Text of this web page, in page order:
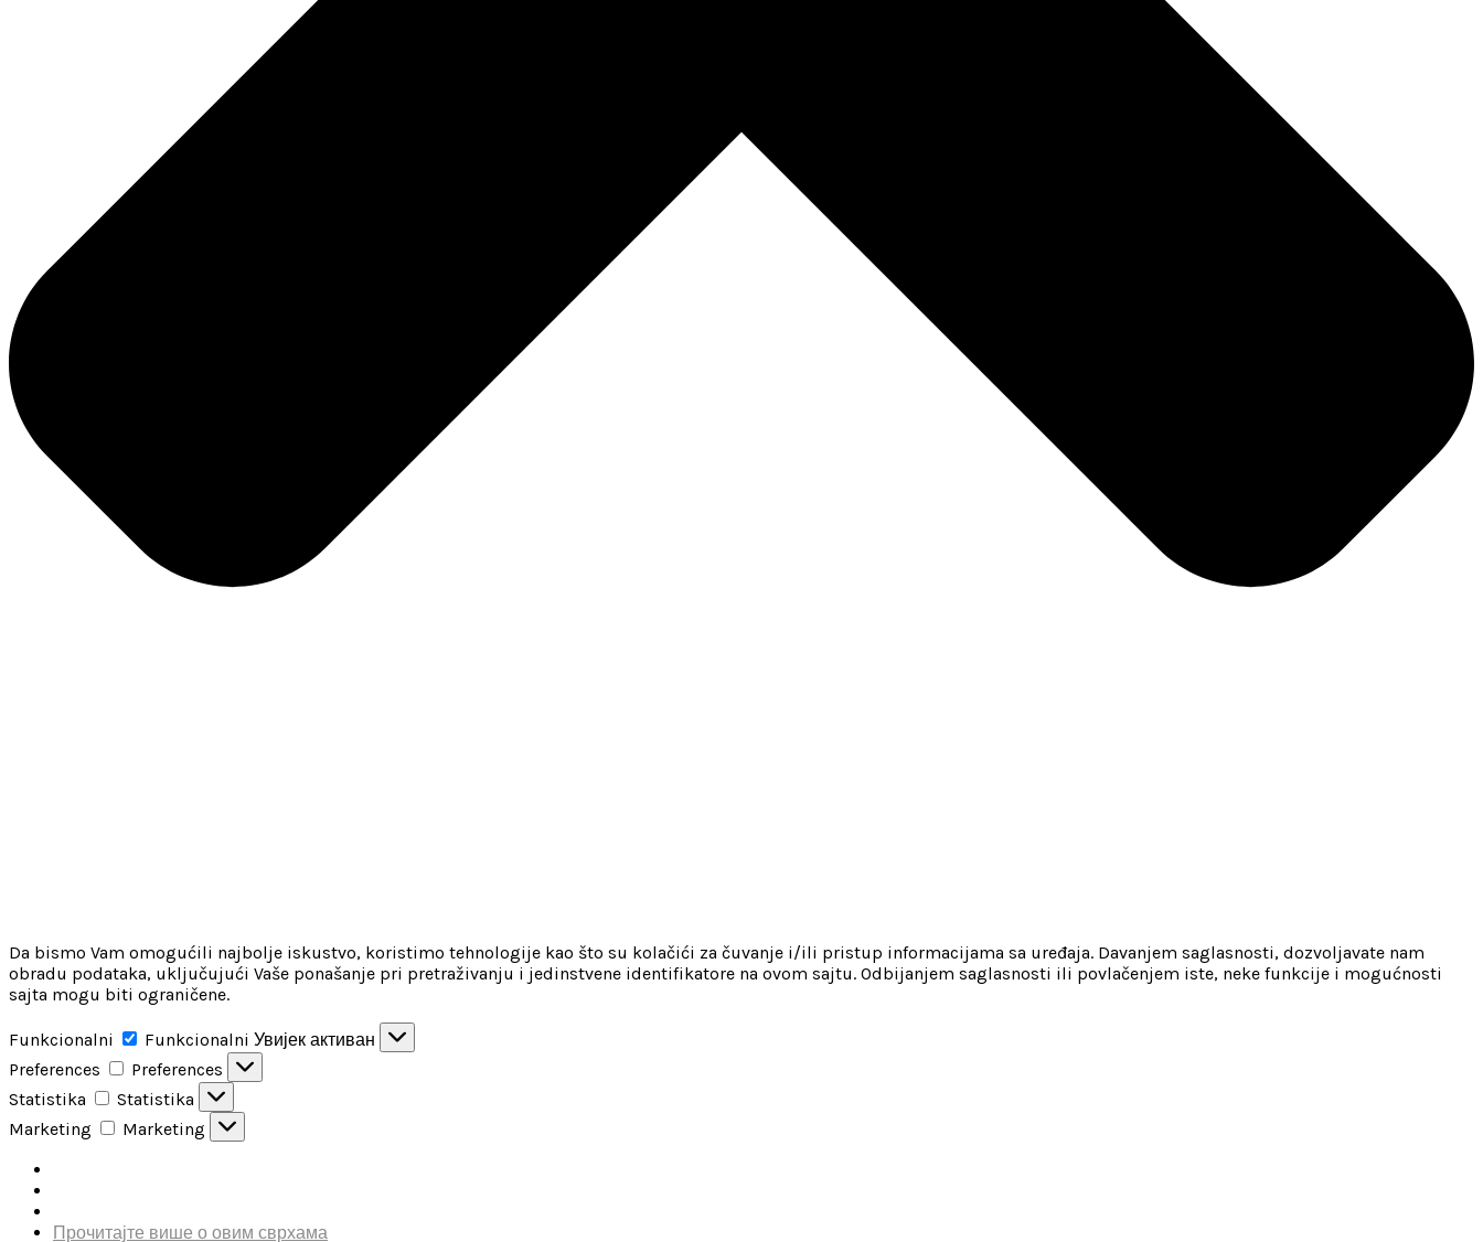
Da bismo Vam omogućili najbolje iskustvo, koristimo tehnologije kao što su kolačići za čuvanje i/ili pristup informacijama sa uređaja. Davanjem saglasnosti, dozvoljavate nam
obradu podataka, uključujući Vaše ponašanje pri pretraživanju i jedinstvene identifikatore na ovom sajtu. Odbijanjem saglasnosti ili povlačenjem iste, neke funkcije i mogućnosti
sajta mogu biti ograničene.
Funkcionalni Funkcionalni Увијек активан
Preferences
Preferences
Statistika
Statistika
Marketing
Marketing
Прочитајте више о овим сврхама